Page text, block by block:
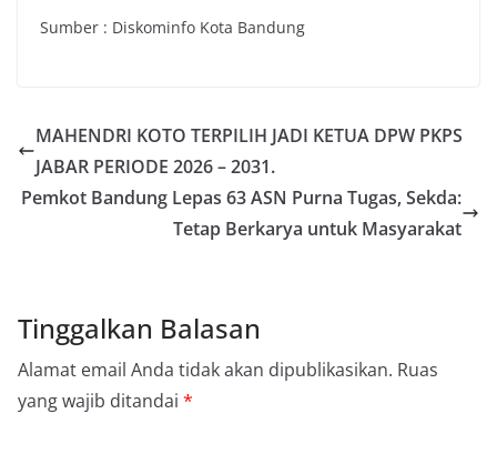
Sumber : Diskominfo Kota Bandung
MAHENDRI KOTO TERPILIH JADI KETUA DPW PKPS
JABAR PERIODE 2026 – 2031.
Pemkot Bandung Lepas 63 ASN Purna Tugas, Sekda:
Tetap Berkarya untuk Masyarakat
Tinggalkan Balasan
Alamat email Anda tidak akan dipublikasikan. Ruas
yang wajib ditandai *